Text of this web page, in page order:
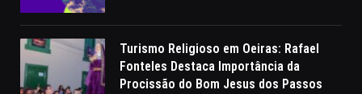
Turismo Religioso em Oeiras: Rafael
Fonteles Destaca Importância da
Procissão do Bom Jesus dos Passos